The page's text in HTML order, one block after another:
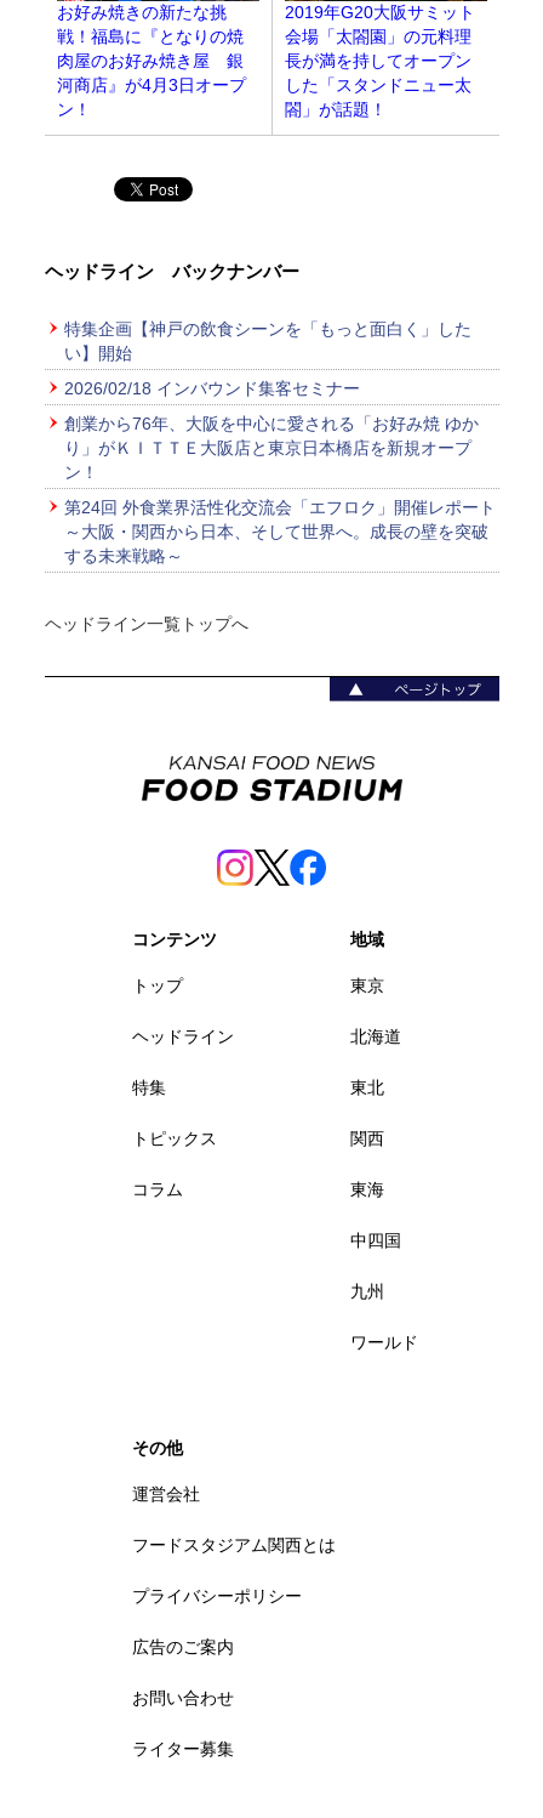
お好み焼きの新たな挑
戦！福島に『となりの焼
肉屋のお好み焼き屋 銀
河商店』が4月3日オープ
ン！
2019年G20大阪サミット
会場「太閤園」の元料理
長が満を持してオープン
した「スタンドニュー太
閤」が話題！
ヘッドライン バックナンバー
特集企画【神戸の飲食シーンを「もっと面白く」した
い】開始
2026/02/18 インバウンド集客セミナー
創業から76年、大阪を中心に愛される「お好み焼 ゆか
り」がＫＩＴＴＥ大阪店と東京日本橋店を新規オープ
ン！
第24回 外食業界活性化交流会「エフロク」開催レポート
～大阪・関西から日本、そして世界へ。成長の壁を突破
する未来戦略～
ヘッドライン一覧トップへ
コンテンツ
トップ
ヘッドライン
特集
トピックス
コラム
地域
東京
北海道
東北
関西
東海
中四国
九州
ワールド
その他
運営会社
フードスタジアム関西とは
プライバシーポリシー
広告のご案内
お問い合わせ
ライター募集